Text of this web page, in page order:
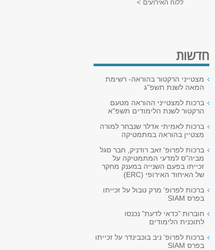
ללוח האירועים >
חדשות
מצטייני הרקטור בהוראה- רשימת
המאה לשנת תשפ"ג
ברכות למצטייני ההוראה מטעם
הרקטור לשנת הלימודים תשפ"א
ברכות לאמיתי אדלר שנבחר למורה
מצטיין בהוראה במתמטיקה
ברכות לפרופ' זאב רודניק, חבר סגל
מביה"ס למדעי המתמטיקה על
זכייתו בפעם השנייה במענק מחקר
של האיחוד האירופי (ERC)
ברכות לפרופ' מרק טבול על זכייתו
בפרס SIAM
חוברות "כדאי לדעת" נכנסו
לתוכנית הלימודים
ברכות לפרופ' ניב בוכבינדר על זכייתו
בפרס SIAM